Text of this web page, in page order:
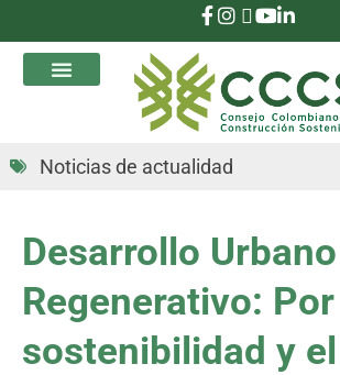
Noticias de actualidad
Desarrollo Urbano
Regenerativo:
sostenibilidad y el